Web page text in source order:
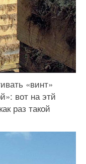
«винт»
вот на этй
раз такой